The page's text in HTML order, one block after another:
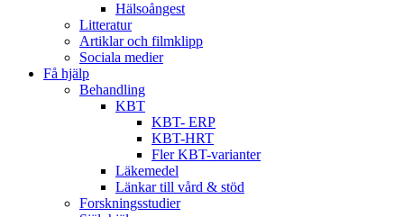
Hälsoångest
Litteratur
Artiklar och filmklipp
Sociala medier
Få hjälp
Behandling
KBT
KBT- ERP
KBT-HRT
Fler KBT-varianter
Läkemedel
Länkar till vård & stöd
Forskningsstudier